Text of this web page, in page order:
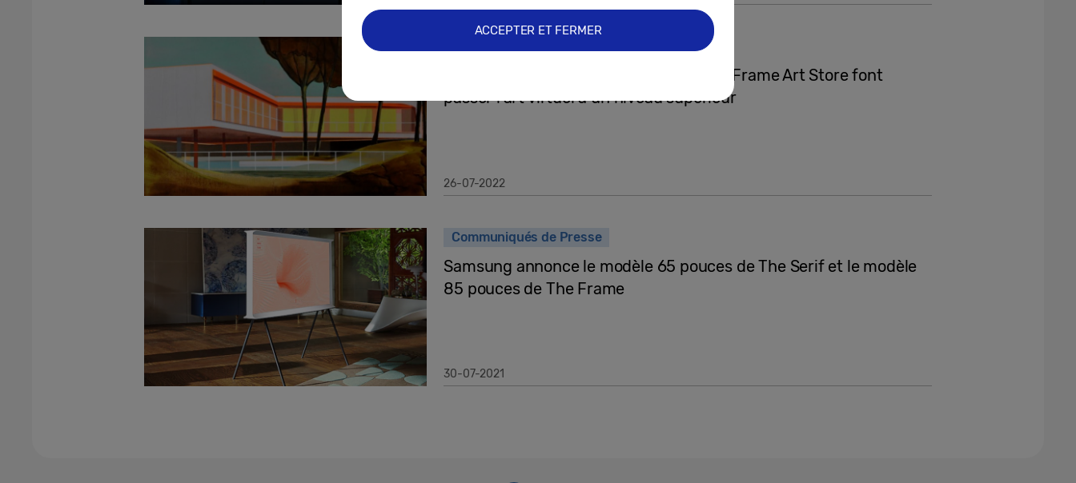
[Interview] Saatchi Art et Samsung The Frame Art Store font
passer l’art virtuel à un niveau supérieur
26-07-2022
Communiqués de Presse
Samsung annonce le modèle 65 pouces de The Serif et le modèle
85 pouces de The Frame
30-07-2021
ACCEPTER ET FERMER